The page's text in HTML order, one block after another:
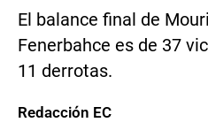
El balance final de
Fenerbahce es de 37
11 derrotas.
Redacción EC